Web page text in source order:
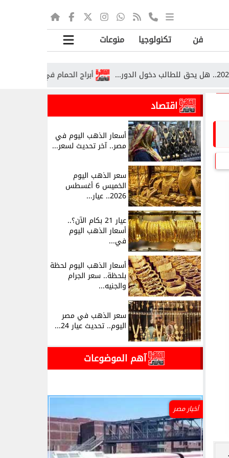
فن تكنولوجيا منوعات
أبراج الحمام في قرية صوص بقنا.. تراث
اقتصاد
أسعار الذهب اليوم في
مصر.. آخر تحديث لسعر...
سعر الذهب اليوم
الخميس 6 أغسطس
2026.. عيار...
عيار 21 بكام الآن؟..
أسعار الذهب اليوم
في...
أسعار الذهب اليوم لحظة
بلحظة.. سعر الجرام
والجنيه...
سعر الذهب في مصر
اليوم.. تحديث عيار 24...
آهم الموضوعات
أخبار مصر